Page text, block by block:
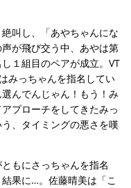
叫し、「あやちゃんにな
が飛び交う中、あやは第
１組目のペアが成立。VT
みっちゃんを指名してい
んでんじゃん！もう！み
プローチをしてきたみっ
、タイミングの悪さを嘆
もにさっちゃんを指名
果に…。佐藤晴美は「こ